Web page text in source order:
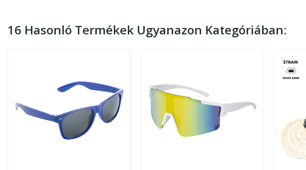
16 Hasonló Termékek Ugyanazon Kategóriában: